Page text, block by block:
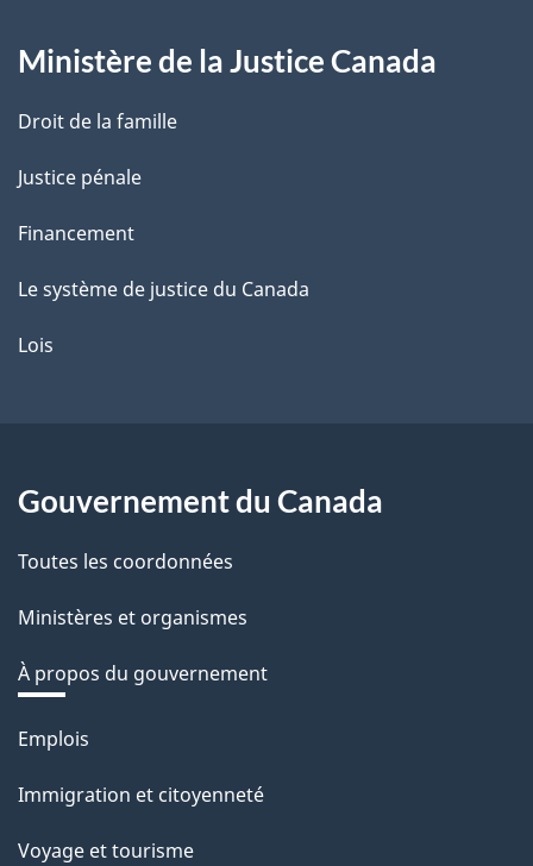
e
Ministère de la Justice Canada
Droit de la famille
Justice pénale
Financement
Le système de justice du Canada
Lois
Gouvernement du Canada
Toutes les coordonnées
Ministères et organismes
À propos du gouvernement
Thèmes
sujets
Emplois
Immigration et citoyenneté
Voyage et tourisme